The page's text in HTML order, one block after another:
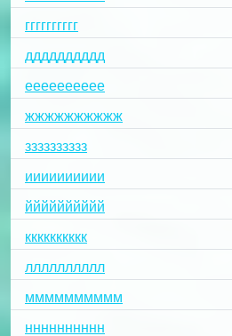
гггггггггг
дддддддддд
ееееееееее
жжжжжжжжжж
зззззззззз
ииииииииии
йййййййййй
кккккккккк
лллллллллл
мммммммммм
нннннннннн